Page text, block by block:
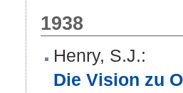
1938
Henry, S.J.:
Die Vision zu